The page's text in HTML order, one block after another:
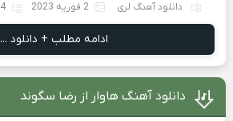
دانلود آهنگ لری 2 فوریه 2023 4 سال پیش
ادامه مطلب + دانلود ...
دانلود آهنگ هاوار از رضا سگوند